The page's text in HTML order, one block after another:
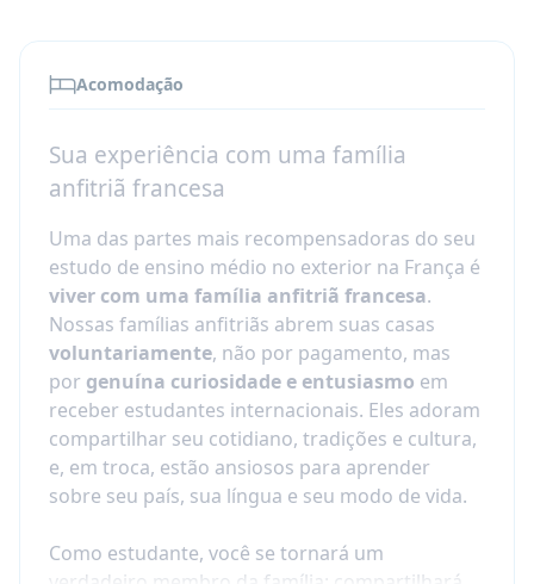
com suas matérias e notas.
Os estudantes que ficam por dois anos
acadêmicos (11º e 12º anos) podem até se
Créditos acadêmicos &
Antes da matrícula, certifique-se de como sua
escola em casa reconhece programas de
estudo no exterior.
Se você precisa de um relatório de notas ou de
matérias específicas para ganhar créditos,
informe o seu conselheiro Nacel quando você
se inscrever.
Recomendamos encontrar o conselheiro da sua
escola em casa para identificar quais aulas você
deve fazer no exterior.
Embora a Nacel ofereça orientação completa, o
Acomodação
Sua experiência com uma família
anfitriã francesa
Uma das partes mais recompensadoras do seu
estudo de ensino médio no exterior na França é
viver com uma família anfitriã francesa.
Nossas famílias anfitriãs abrem suas casas
voluntariamente, não por pagamento, mas
por genuína curiosidade e entusiasmo em
receber estudantes internacionais. Eles adoram
compartilhar seu cotidiano, tradições e cultura,
e, em troca, estão ansiosos para aprender
sobre seu país, sua língua e seu modo de vida.
Como estudante, você se tornará um